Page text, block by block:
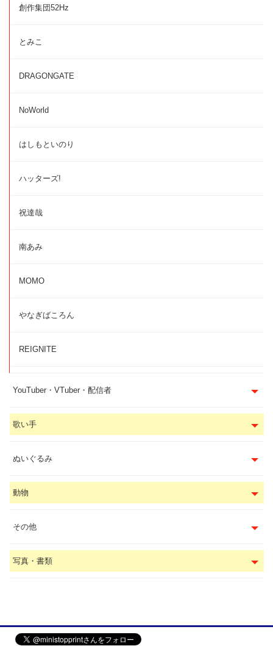
創作集団52Hz
とみこ
DRAGONGATE
NoWorld
はしもといのり
ハッターズ!
祝達哉
南あみ
MOMO
やなぎばころん
REIGNITE
YouTuber・VTuber・配信者
歌い手
ぬいぐるみ
動物
その他
写真・書類